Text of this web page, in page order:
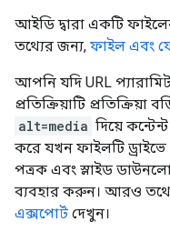
আইডি দ্বারা একটি
তথ্যের জন্য, ফাইল এবং
আপনি যদি URL
প্রতিক্রিয়াটি প্রতিক্রিয়া
alt=media দিয়ে
করে যখন ফাইলটি ড্রাইভে
পত্রক এবং স্লাইড
ব্যবহার করুন। আরও
এক্সপোর্ট দেখুন।